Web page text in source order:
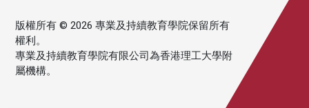
版權所有 © 2026 專業及持續教育學院保留所有
權利。
專業及持續教育學院有限公司為香港理工大學附
屬機構。